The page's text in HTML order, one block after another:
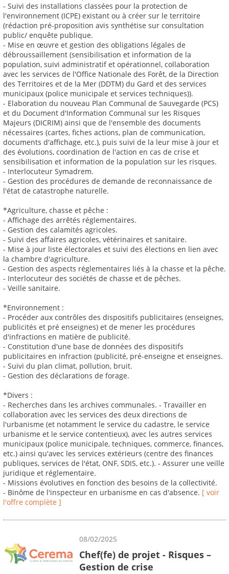
- Suivi des installations classées pour la protection de
l'environnement (ICPE) existant ou à créer sur le territoire
(rédaction pré-proposition avis synthétise sur consultation
public/ enquête publique.
- Mise en œuvre et gestion des obligations légales de
débroussaillement (sensibilisation et information de la
population, suivi administratif et opérationnel, collaboration
avec les services de l'Office Nationale des Forêt, de la Direction
des Territoires et de la Mer (DDTM) du Gard et des services
municipaux (police municipale et services techniques)).
- Elaboration du nouveau Plan Communal de Sauvegarde (PCS)
et du Document d'Information Communal sur les Risques
Majeurs (DICRIM) ainsi que de l'ensemble des documents
nécessaires (cartes, fiches actions, plan de communication,
documents d'affichage, etc.), puis suivi de la leur mise à jour et
des évolutions, coordination de l'action en cas de crise et
sensibilisation et information de la population sur les risques.
- Interlocuteur Symadrem.
- Gestion des procédures de demande de reconnaissance de
l'état de catastrophe naturelle.
*Agriculture, chasse et pêche :
- Affichage des arrêtés réglementaires.
- Gestion des calamités agricoles.
- Suivi des affaires agricoles, vétérinaires et sanitaire.
- Mise à jour liste électorales et suivi des élections en lien avec
la chambre d'agriculture.
- Gestion des aspects réglementaires liés à la chasse et la pêche.
- Interlocuteur des sociétés de chasse et de pêches.
- Veille sanitaire.
*Environnement :
- Procéder aux contrôles des dispositifs publicitaires (enseignes,
publicités et pré enseignes) et de mener les procédures
d'infractions en matière de publicité.
- Constitution d'une base de données des dispositifs
publicitaires en infraction (publicité, pré-enseigne et enseignes.
- Suivi du plan climat, pollution, bruit.
- Gestion des déclarations de forage.
*Divers :
- Recherches dans les archives communales. - Travailler en
collaboration avec les services des deux directions de
l'urbanisme (et notamment le service du cadastre, le service
urbanisme et le service contentieux), avec les autres services
municipaux (police municipale, techniques, commerce, finances,
etc.) ainsi qu'avec les services extérieurs (centre des finances
publiques, services de l'état, ONF, SDIS, etc.). - Assurer une veille
juridique et réglementaire.
- Missions évolutives en fonction des besoins de la collectivité.
- Binôme de l'inspecteur en urbanisme en cas d'absence. [ voir
l'offre complète ]
08/02/2025
Chef(fe) de projet - Risques –
Gestion de crise